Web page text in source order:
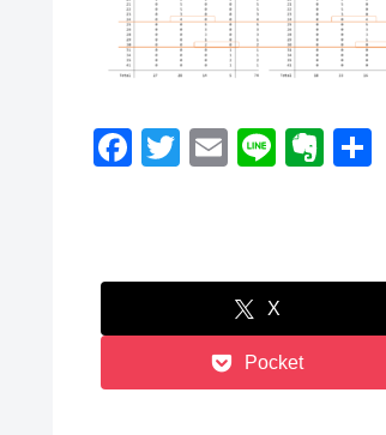
F
o
T
E
Li
E
e
X
Pocket